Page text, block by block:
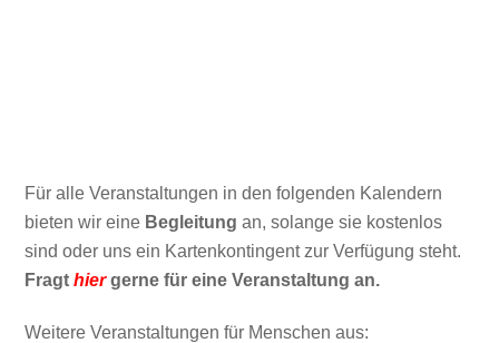
Für alle Veranstaltungen in den folgenden Kalendern
bieten wir eine Begleitung an, solange sie kostenlos
sind oder uns ein Kartenkontingent zur Verfügung steht.
Fragthiergerne für eine Veranstaltung an.
Weitere Veranstaltungen für Menschen aus: